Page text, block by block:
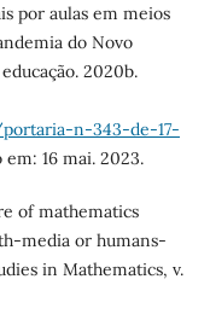
por aulas em meios
do Novo
2020b.
n-343-de-17-
em: 16 mai. 2023.
of mathematics
media or humans-
in Mathematics, v.